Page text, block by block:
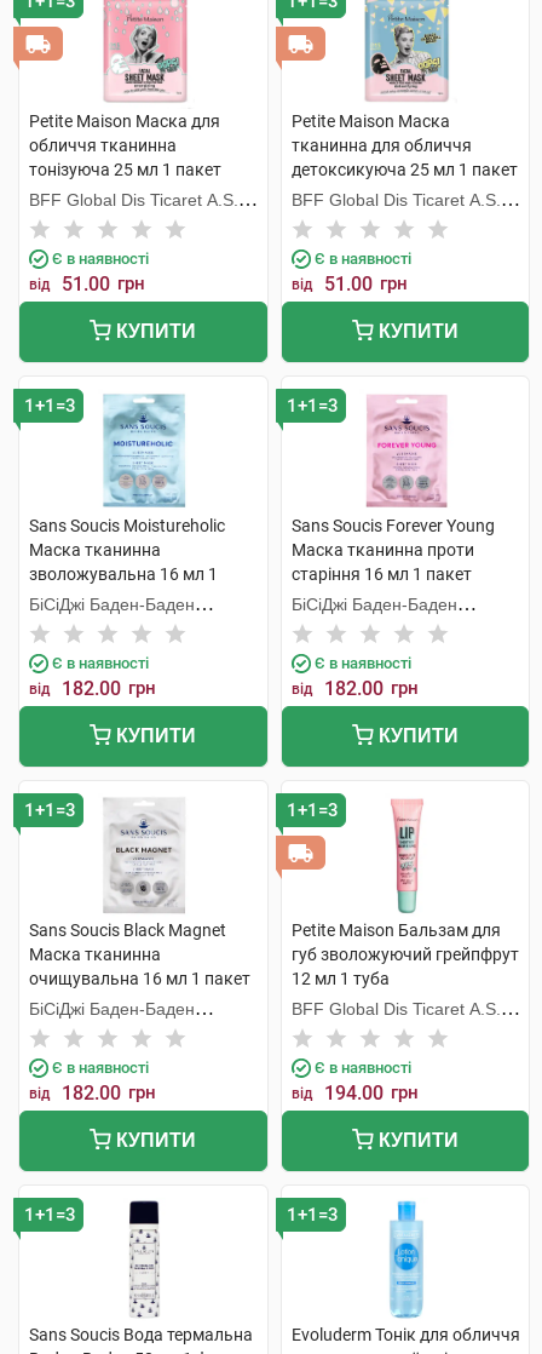
Petite Maison Маска для
обличчя тканинна
тонізуюча 25 мл 1 пакет
BFF Global Dis Ticaret A.S.
(Туреччина)
Є в наявності
від 51.00 грн
КУПИТИ
Petite Maison Маска
тканинна для обличчя
детоксикуюча 25 мл 1 пакет
BFF Global Dis Ticaret A.S.
(Туреччина)
Є в наявності
від 51.00 грн
КУПИТИ
1+1=3
Sans Soucis Moistureholic
Маска тканинна
зволожувальна 16 мл 1
пакет
БіСіДжі Баден-Баден
Косметікс Груп Гмбх
Є в наявності
від 182.00 грн
КУПИТИ
1+1=3
Sans Soucis Forever Young
Маска тканинна проти
старіння 16 мл 1 пакет
БіСіДжі Баден-Баден
Косметікс Груп Гмбх
Є в наявності
від 182.00 грн
КУПИТИ
1+1=3
Sans Soucis Black Magnet
Маска тканинна
очищувальна 16 мл 1 пакет
БіСіДжі Баден-Баден
Косметікс Груп Гмбх
Є в наявності
від 182.00 грн
КУПИТИ
1+1=3
Petite Maison Бальзам для
губ зволожуючий грейпфрут
12 мл 1 туба
BFF Global Dis Ticaret A.S.
(Туреччина)
Є в наявності
від 194.00 грн
КУПИТИ
1+1=3
Sans Soucis Вода термальна
1+1=3
Evoluderm Тонік для обличчя